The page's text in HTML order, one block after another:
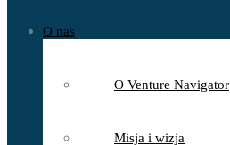
O nas
O Venture Navigator
Misja i wizja